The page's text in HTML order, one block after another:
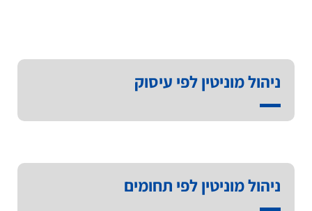
ניהול מוניטין לפי עיסוק
ניהול מוניטין לפי תחומים